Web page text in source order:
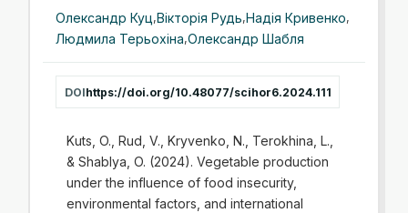
Олександр Куц,Вікторія Рудь,Надія Кривенко,
Людмила Терьохіна,Олександр Шабля
DOIhttps://doi.org/10.48077/scihor6.2024.111
Kuts, O., Rud, V., Kryvenko, N., Terokhina, L.,
& Shablya, O. (2024). Vegetable production
under the influence of food insecurity,
environmental factors, and international